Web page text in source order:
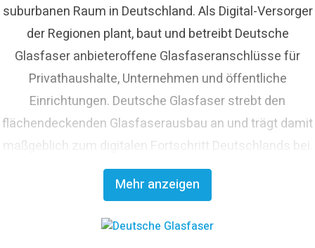
Mehr anzeigen
suburbanen Raum in Deutschland. Als Digital-Versorger
der Regionen plant, baut und betreibt Deutsche
Glasfaser anbieteroffene Glasfaseranschlüsse für
Privathaushalte, Unternehmen und öffentliche
Einrichtungen. Deutsche Glasfaser strebt den
flächendeckenden Glasfaserausbau an und trägt damit
maßgeblich zum digitalen Fortschritt Deutschlands bei.
Mit innovativen Planungs- und Bauverfahren ist
Deutsche Glasfaser Spezialist für einen schnellen und
kosteneffizienten FTTH-Ausbau. Die
Unternehmensgruppe zählt zu den finanzstärksten